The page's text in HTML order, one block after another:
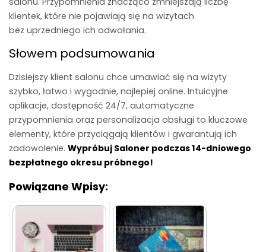
klientek, które nie pojawiają się na wizytach
bez uprzedniego ich odwołania.
Słowem podsumowania
Dzisiejszy klient salonu chce umawiać się na wizyty
szybko, łatwo i wygodnie, najlepiej online. Intuicyjne
aplikacje, dostępność 24/7, automatyczne
przypomnienia oraz personalizacja obsługi to kluczowe
elementy, które przyciągają klientów i gwarantują ich
zadowolenie. Wypróbuj Saloner podczas 14-dniowego
bezpłatnego okresu próbnego!
Powiązane Wpisy: